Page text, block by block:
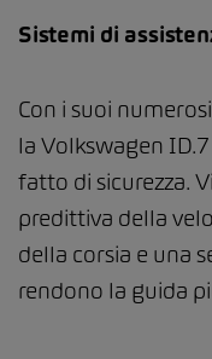
Sistemi di
Con i suoi
la Volkswagen
fatto di sicurezza.
predittiva della
della corsia e una
rendono la guida